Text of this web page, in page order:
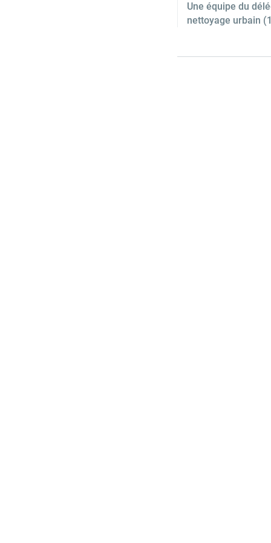
Une équipe du
nettoyage urbain